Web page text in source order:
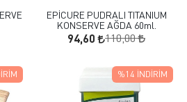
EPİCURE PUDRALI TITANIUM
KONSERVE AĞDA 60ml.
94,60 110,00
%14 İNDIRIM